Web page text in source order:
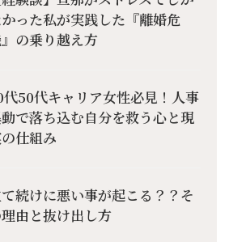
った私が実践した『離婚危
の乗り越え方
代50代キャリア女性必見！人事
で落ち込む自分を救う心と現
仕組み
続けに悪い事が起こる？？そ
由と抜け出し方